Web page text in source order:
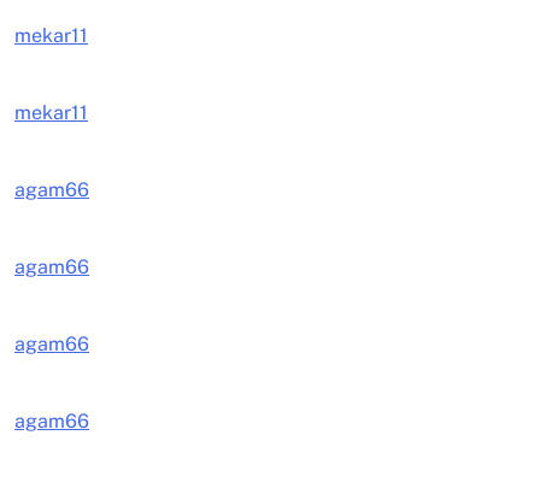
mekar11
mekar11
agam66
agam66
agam66
agam66